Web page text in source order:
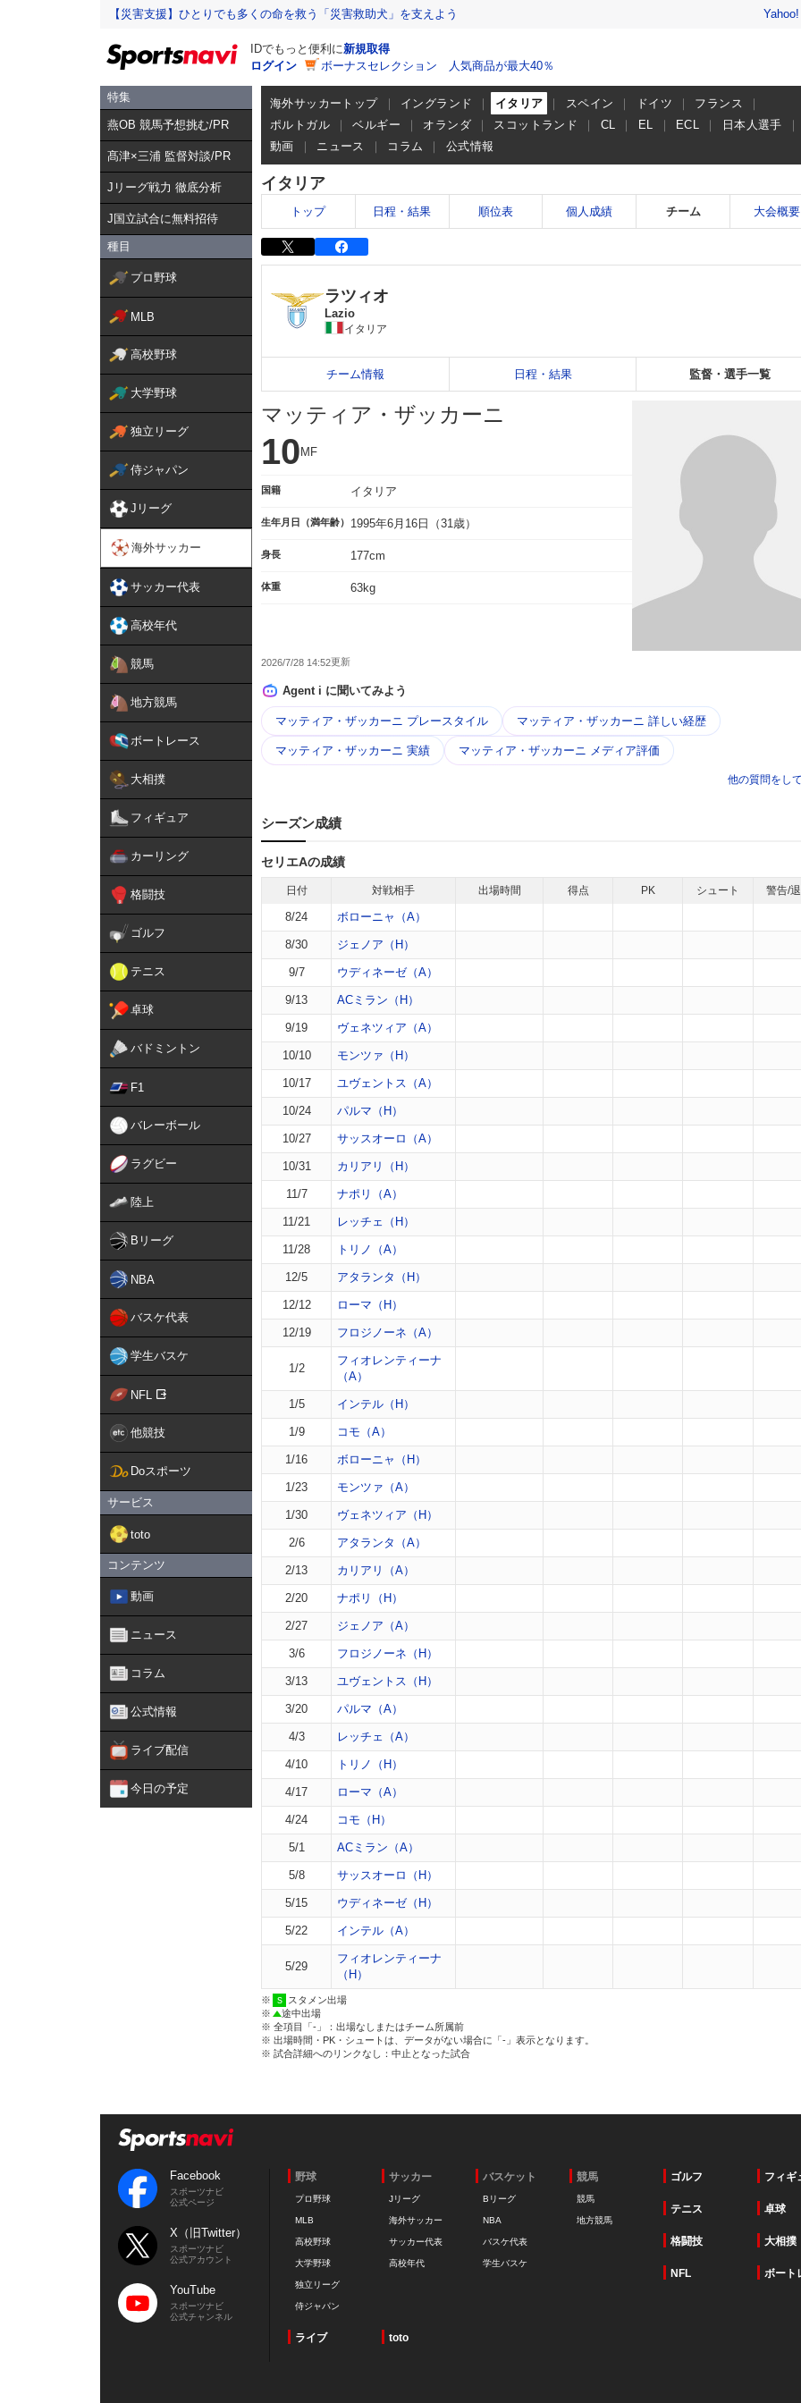
【災害支援】ひとりでも多くの命を救う「災害救助犬」を支えよう
IDでもっと便利に新規取得
ログイン
ボーナスセレクション 人気商品が最大40％
特集
燕OB 競馬予想挑む/PR
髙津×三浦 監督対談/PR
Jリーグ戦力 徹底分析
J国立試合に無料招待
種目
プロ野球
MLB
高校野球
大学野球
独立リーグ
侍ジャパン
Jリーグ
海外サッカー
サッカー代表
高校年代
競馬
地方競馬
ボートレース
大相撲
フィギュア
カーリング
格闘技
ゴルフ
テニス
卓球
バドミントン
F1
バレーボール
ラグビー
陸上
Bリーグ
NBA
バスケ代表
学生バスケ
NFL
他競技
Doスポーツ
サービス
toto
コンテンツ
動画
ニュース
コラム
公式情報
ライブ配信
今日の予定
海外サッカートップ イングランド イタリア スペイン ドイツ
フランス
ポルトガル
ベルギー オランダ スコットランド CL EL ECL
日本人選手
動画
ニュース コラム 公式情報
イタリア
トップ 日程・結果 順位表 個人成績 チーム 大会概要
ラツィオ
Lazio
イタリア
チーム情報 日程・結果 監督・選手一覧
マッティア・ザッカーニ
10MF
国籍 イタリア
生年月日（満年齢） 1995年6月16日（31歳）
身長 177cm
体重 63kg
2026/7/28 14:52
Agent i に聞いてみよう
マッティア・ザッカーニ プレースタイル マッティア・ザッカーニ 詳しい経歴
マッティア・ザッカーニ 実績 マッティア・ザッカーニ メディア評価
他の質問をし
シーズン成績
セリエAの成績
日付 対戦相手 出場時間 得点 PK シュート 警告/
8/24 ボローニャ（A）
8/30 ジェノア（H）
9/7 ウディネーゼ（A）
9/13 ACミラン（H）
9/19 ヴェネツィア（A）
10/10 モンツァ（H）
10/17 ユヴェントス（A）
10/24 パルマ（H）
10/27 サッスオーロ（A）
10/31 カリアリ（H）
11/7 ナポリ（A）
11/21 レッチェ（H）
11/28 トリノ（A）
12/5 アタランタ（H）
12/12 ローマ（H）
12/19 フロジノーネ（A）
1/2
フィオレンティーナ
（A）
1/5 インテル（H）
1/9 コモ（A）
1/16 ボローニャ（H）
1/23 モンツァ（A）
1/30 ヴェネツィア（H）
2/6 アタランタ（A）
2/13 カリアリ（A）
2/20 ナポリ（H）
2/27 ジェノア（A）
3/6 フロジノーネ（H）
3/13 ユヴェントス（H）
3/20 パルマ（A）
4/3 レッチェ（A）
4/10 トリノ（H）
4/17 ローマ（A）
4/24 コモ（H）
5/1 ACミラン（A）
5/8 サッスオーロ（H）
5/15 ウディネーゼ（H）
5/22 インテル（A）
5/29
フィオレンティーナ
（H）
※
スタメン出場
※
途中出場
※ 全項目「-」：出場なしまたはチーム所属前
※ 出場時間・PK・シュートは、データがない場合に「-」表示となります。
※ 試合詳細へのリンクなし：中止となった試合
Facebook
スポーツナビ
公式ページ
X（旧Twitter）
スポーツナビ
公式アカウント
YouTube
スポーツナビ
公式チャンネル
野球
プロ野球
MLB
高校野球
大学野球
独立リーグ
侍ジャパン
サッカー
Jリーグ
海外サッカー
サッカー代表
高校年代
バスケット
Bリーグ
NBA
バスケ代表
学生バスケ
競馬
競馬
地方競馬
ゴルフ フィギ
テニス 卓球
格闘技 大相撲
NFL ボート
ライブ toto